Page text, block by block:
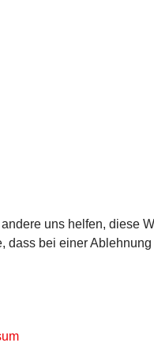
uns helfen, diese
bei einer